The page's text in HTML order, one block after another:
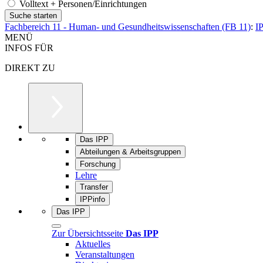
Volltext + Personen/Einrichtungen
Fachbereich 11 - Human- und Gesundheitswissenschaften (FB 11):
MENÜ
INFOS FÜR
DIREKT ZU
Das IPP
Abteilungen & Arbeitsgruppen
Forschung
Lehre
Transfer
IPPinfo
Das IPP
Zur Übersichtsseite Das IPP
Aktuelles
Veranstaltungen